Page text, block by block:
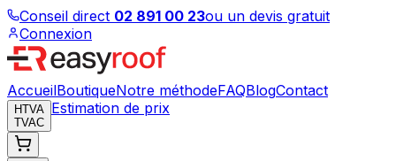
Conseil direct 02 891 00 23ou un devis gratuit
Connexion
AccueilBoutiqueNotre méthodeFAQBlogContact
HTVA
TVAC
Estimation de prix